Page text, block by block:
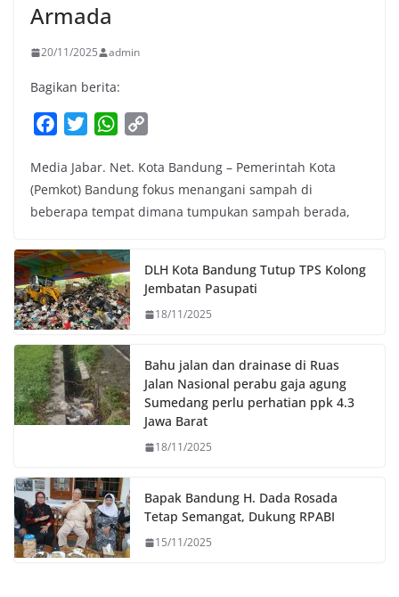
Armada
20/11/2025 admin
Bagikan berita:
c
e
b
o
k
i
t
t
r
W
a
t
s
p
p
p
y
L
n
k
Media Jabar. Net. Kota Bandung – Pemerintah Kota
(Pemkot) Bandung fokus menangani sampah di
beberapa tempat dimana tumpukan sampah berada,
DLH Kota Bandung Tutup TPS Kolong
Jembatan Pasupati
18/11/2025
Bahu jalan dan drainase di Ruas
Jalan Nasional perabu gaja agung
Sumedang perlu perhatian ppk 4.3
Jawa Barat
18/11/2025
Bapak Bandung H. Dada Rosada
Tetap Semangat, Dukung RPABI
15/11/2025